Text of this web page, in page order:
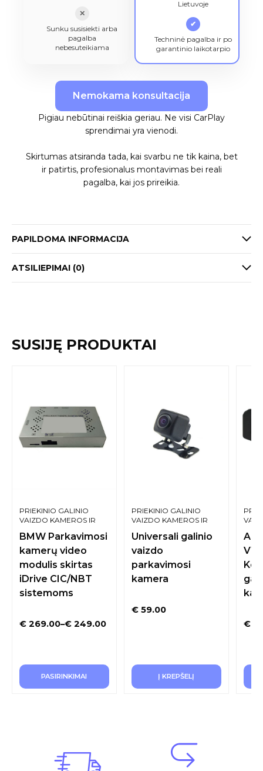
✕
Sunku susisiekti arba
pagalba
nebesuteikiama
Lietuvoje
✔
Techninė pagalba ir po
garantinio laikotarpio
Nemokama konsultacija
Pigiau nebūtinai reiškia geriau. Ne visi CarPlay
sprendimai yra vienodi.
Skirtumas atsiranda tada, kai svarbu ne tik kaina, bet
ir patirtis, profesionalus montavimas bei reali
pagalba, kai jos prireikia.
PAPILDOMA INFORMACIJA
ATSILIEPIMAI (0)
SUSIJĘ PRODUKTAI
PRIEKINIO GALINIO
VAIZDO KAMEROS IR
BMW Parkavimosi
kamerų video
modulis skirtas
iDrive CIC/NBT
sistemoms
€ 249.00
–
€ 269.00
PASIRINKIMAI
PRIEKINIO GALINIO
VAIZDO KAMEROS IR
Universali galinio
vaizdo
parkavimosi
kamera
€59.00
Į KREPŠELĮ
VW
€